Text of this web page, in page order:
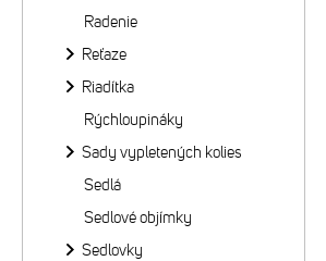
Radenie
Reťaze
Riadítka
Rýchloupináky
Sady vypletených kolies
Sedlá
Sedlové objímky
Sedlovky